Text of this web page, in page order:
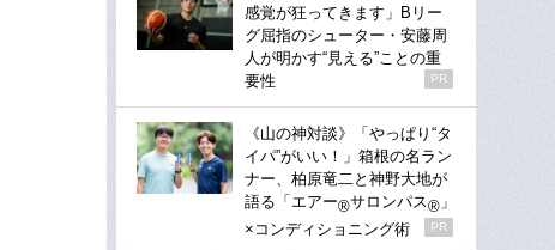
感覚が狂ってきます」Bリー
グ屈指のシューター・安藤周
人が明かす“見える”ことの重
要性
PR
《山の神対談》「やっぱり“タ
イパ”がいい！」箱根の名ラン
ナー、柏原竜二と神野大地が
語る「エアー®サロンパス® 」
×コンディショニング術
PR